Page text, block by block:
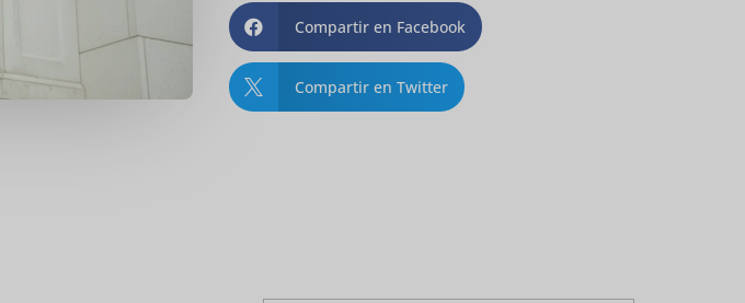
 Compartir en Facebook
 Compartir en Twitter